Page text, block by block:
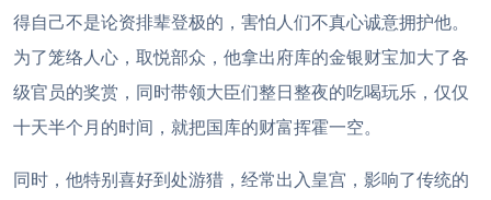
得自己不是论资排辈登极的，害怕人们不真心诚意拥护他。
为了笼络人心，取悦部众，他拿出府库的金银财宝加大了各
级官员的奖赏，同时带领大臣们整日整夜的吃喝玩乐，仅仅
十天半个月的时间，就把国库的财富挥霍一空。
同时，他特别喜好到处游猎，经常出入皇宫，影响了传统的